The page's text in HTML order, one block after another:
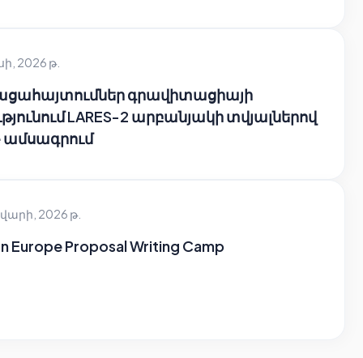
2026 թ.
գրավիտացիայի
LARES-2 արբանյակի տվյալներով
ամսագրում
2026 թ.
Europe Proposal Writing Camp